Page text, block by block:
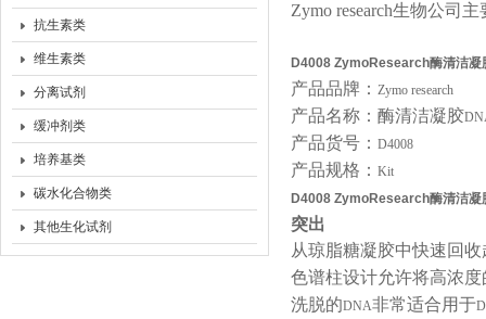
抗生素类
维生素类
分离试剂
缓冲剂类
培养基类
碳水化合物类
其他生化试剂
Zymo research生物公司主
D4008 ZymoResearch酶清洁凝
产品品牌： Zymo research
产品名称：酶清洁凝胶
产品货号： D4008
产品规格： Kit
D4008 ZymoResearch酶清洁凝
突出
从琼脂糖凝胶中快速回收
色谱柱设计允许将高浓度
洗脱的DNA非常适合用于